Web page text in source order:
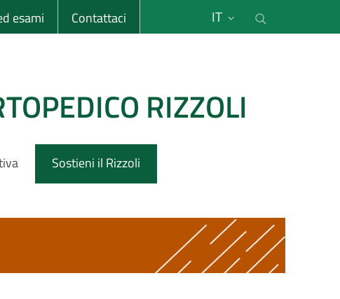
esami Contattaci IT
RIZZOLI
Sostieni il Rizzoli